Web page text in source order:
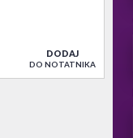
DODAJ
DO NOTATNIKA